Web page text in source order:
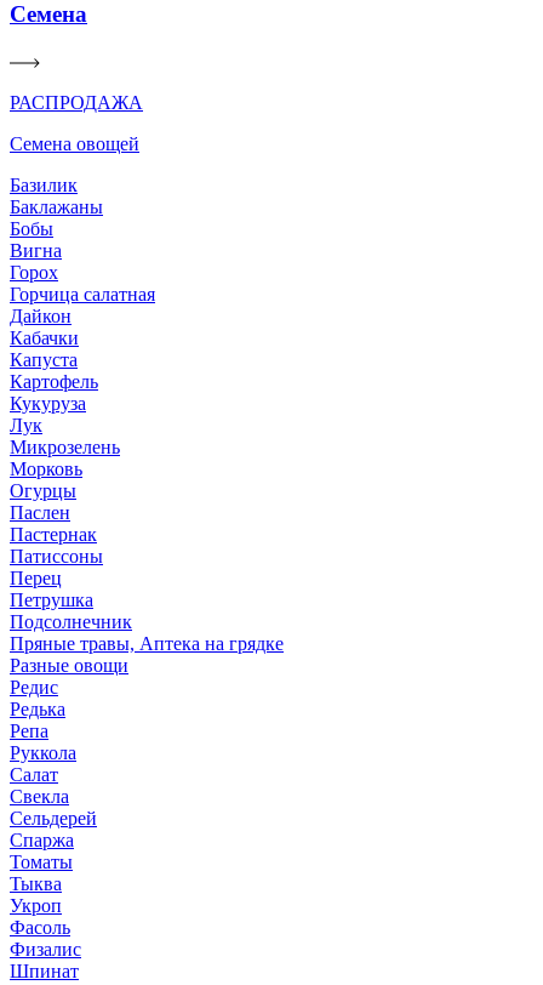
Семена
РАСПРОДАЖА
Семена овощей
Базилик
Баклажаны
Бобы
Вигна
Горох
Горчица салатная
Дайкон
Кабачки
Капуста
Картофель
Кукуруза
Лук
Микрозелень
Морковь
Огурцы
Паслен
Пастернак
Патиссоны
Перец
Петрушка
Подсолнечник
Пряные травы, Аптека на грядке
Разные овощи
Редис
Редька
Репа
Руккола
Салат
Свекла
Сельдерей
Спаржа
Томаты
Тыква
Укроп
Фасоль
Физалис
Шпинат